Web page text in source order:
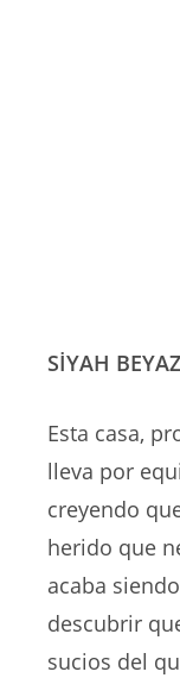
SİYAH
Esta casa,
lleva por
creyendo
herido que
acaba
descubrir
sucios del